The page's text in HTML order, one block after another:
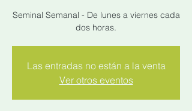
Seminal Semanal - De lunes a viernes cada
dos horas.
Las entradas no están a la venta
Ver otros eventos